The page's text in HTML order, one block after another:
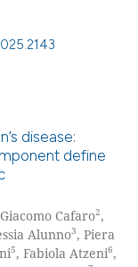
disease:
define
Cafaro2,
Alunno3, Piera
5, Fabiola Atzeni6,